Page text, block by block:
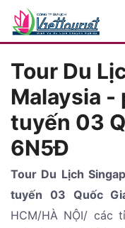
Tour Du
Malaysia -
tuyến 03
6N5Đ
Tour Du Lịch
tuyến 03 Quốc
HCM/HÀ NỘI/ các